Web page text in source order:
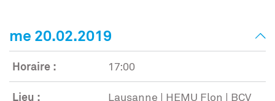
me 20.02.2019
Horaire : 17:00
Lieu : Lausanne | HEMU Flon | BCV